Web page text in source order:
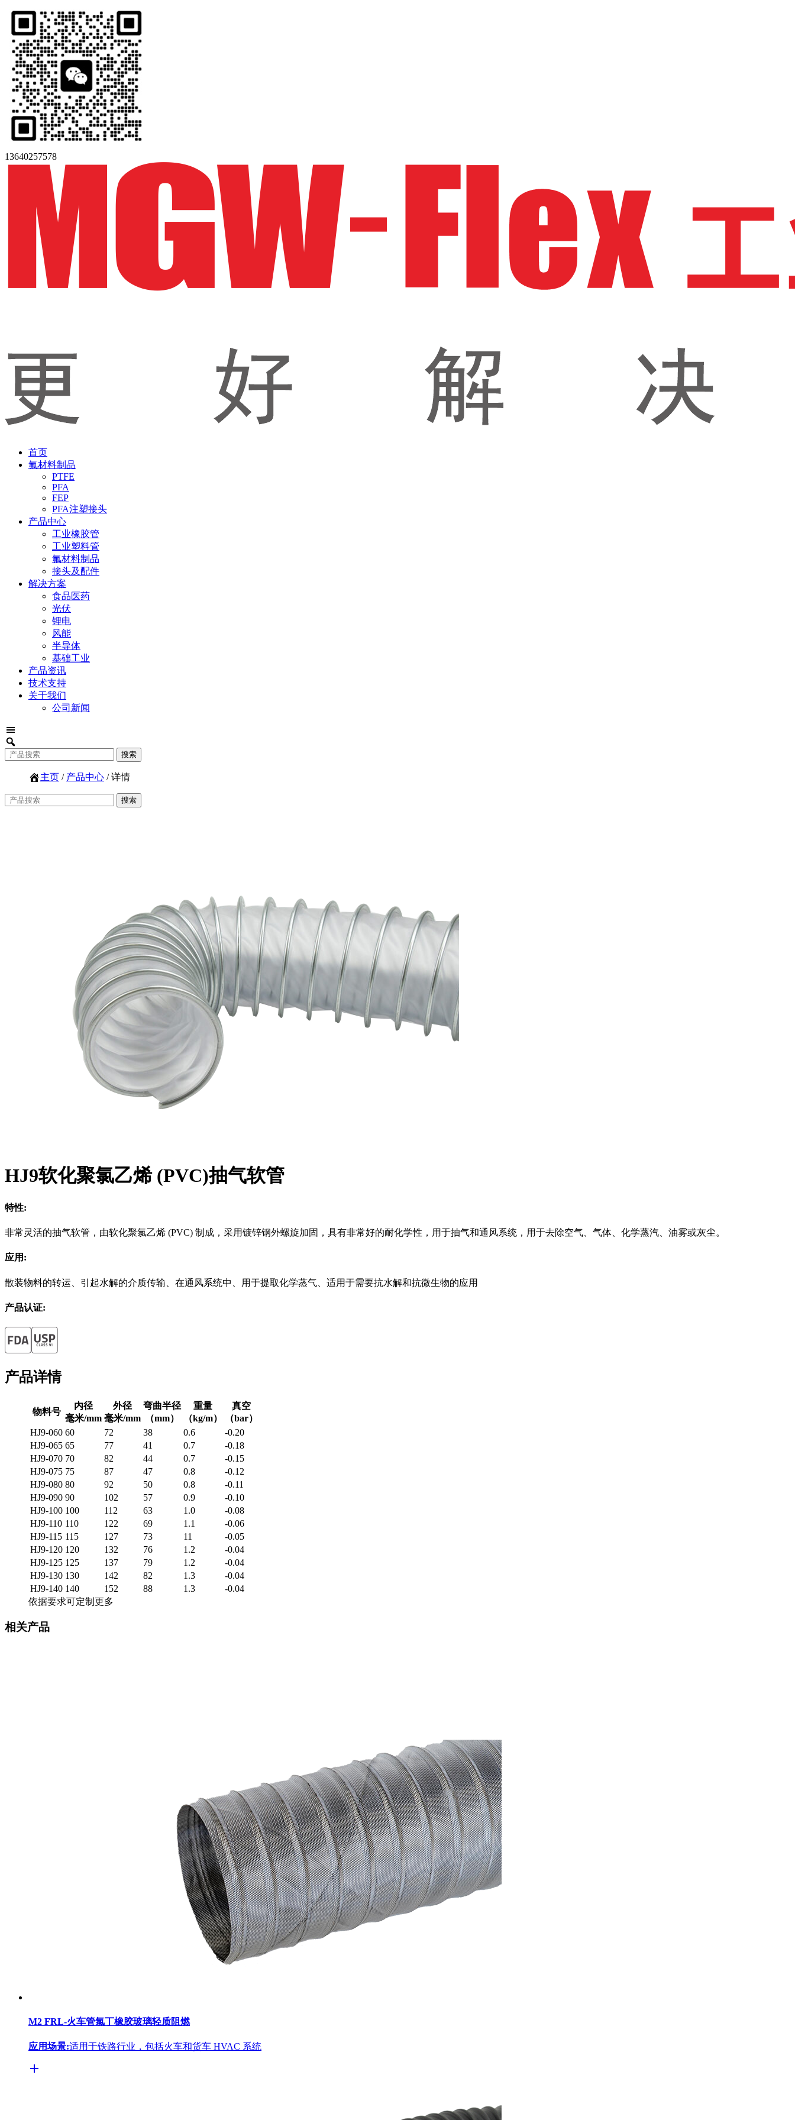
13640257578
首页
氟材料制品
PTFE
PFA
FEP
PFA注塑接头
产品中心
工业橡胶管
工业塑料管
氟材料制品
接头及配件
解决方案
食品医药
光伏
锂电
风能
半导体
基础工业
产品资讯
技术支持
关于我们
公司新闻
主页 / 产品中心 / 详情
HJ9软化聚氯乙烯 (PVC)抽气软管
特性:
非常灵活的抽气软管，由软化聚氯乙烯 (PVC) 制成，采用镀锌钢外螺旋加固，具有非常好的耐化学性，用于抽气和通风系统，用于去除空气、气体、化学蒸汽、油雾或灰尘。
应用:
散装物料的转运、引起水解的介质传输、在通风系统中、用于提取化学蒸气、适用于需要抗水解和抗微生物的应用
产品认证:
产品详情
物料号
内径
毫米/mm
外径
毫米/mm
弯曲半径
（mm）
重量
（kg/m）
真空
（bar）
HJ9-060 60 72 38 0.6
-0.20
HJ9-065 65 77 41 0.7
-0.18
HJ9-070 70 82 44 0.7
-0.15
HJ9-075 75 87 47 0.8
-0.12
HJ9-080 80 92 50 0.8
-0.11
HJ9-090 90 102 57 0.9
-0.10
HJ9-100 100 112 63 1.0
-0.08
HJ9-110 110 122 69 1.1
-0.06
HJ9-115 115 127 73 11
-0.05
HJ9-120 120 132 76 1.2
-0.04
HJ9-125 125 137 79 1.2
-0.04
HJ9-130 130 142 82 1.3
-0.04
HJ9-140 140 152 88 1.3
-0.04
依据要求可定制更多
相关产品
M2 FRL-火车管氯丁橡胶玻璃轻质阻燃
应用场景:适用于铁路行业，包括火车和货车 HVAC 系统